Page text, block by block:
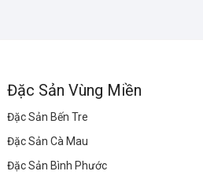
Đặc Sản Vùng Miền
Đặc Sản Bến Tre
Đặc Sản Cà Mau
Đặc Sản Bình Phước